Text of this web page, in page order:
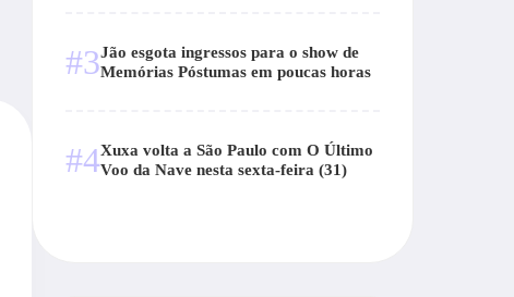
#3Jão esgota ingressos para o show de
Memórias Póstumas em poucas horas
#4Xuxa volta a São Paulo com O Último
Voo da Nave nesta sexta-feira (31)